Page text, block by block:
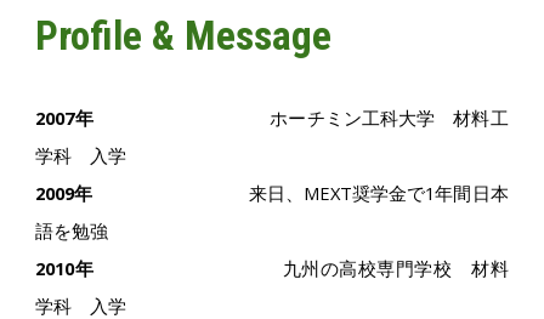
Profile & Message
2007年
ホーチミン工科大学 材料工
学科 入学
2009年
来日、MEXT奨学金で1年間日本
語を勉強
2010年 九州の高校専門学校 材料
学科 入学